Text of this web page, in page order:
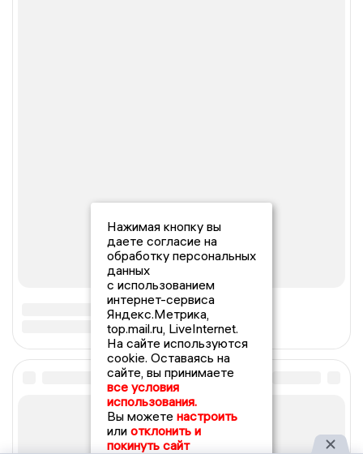
Нажимая кнопку вы
даете согласие на
обработку персональных
данных
с использованием
интернет-сервиса
Яндекс.Метрика,
top.mail.ru, LiveInternet.
На сайте используются
cookie. Оставаясь на
сайте, вы принимаете
все условия
использования.
Вы можете настроить
или отклонить и
покинуть сайт